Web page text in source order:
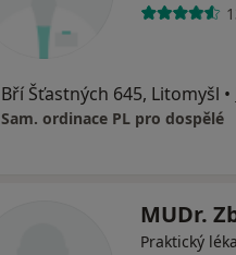
Bří Šťastných 645, Litomyšl •
Sam. ordinace PL pro dospělé
MUDr.
Praktický